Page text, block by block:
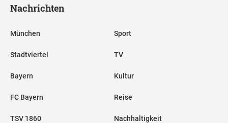
Nachrichten
München
Stadtviertel
Bayern
FC Bayern
TSV 1860
Sport
TV
Kultur
Reise
Nachhaltigkeit